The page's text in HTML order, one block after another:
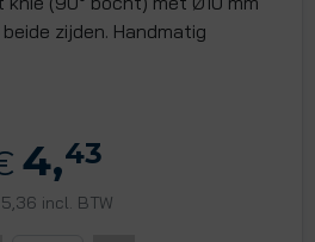
zijden. Handmatig
4,43
5,36 incl. BTW